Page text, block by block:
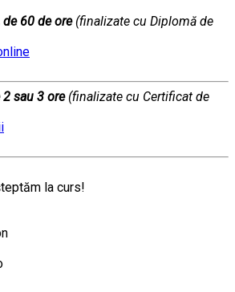
60 de ore (finalizate cu Diplomă de
sau 3 ore (finalizate cu Certificat de
la curs!